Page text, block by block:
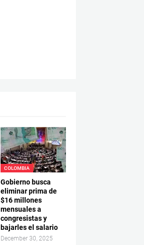
COLOMBIA
Gobierno busca
eliminar prima de
$16 millones
mensuales a
congresistas y
bajarles el salario
December 30, 2025